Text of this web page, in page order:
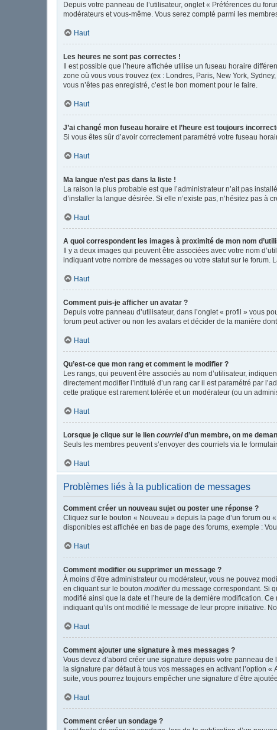
Depuis votre panneau de l’utilisateur, onglet « Préférences du
modérateurs et vous-même. Vous serez compté parmi les
Haut
Les heures ne sont pas correctes !
Il est possible que l’heure affichée utilise un fuseau horaire
zone où vous vous trouvez (ex : Londres, Paris, New York,
vous n’êtes pas enregistré, c’est le bon moment pour le faire.
Haut
J’ai changé mon fuseau horaire et l’heure est toujours
Si vous êtes sûr d’avoir correctement paramétré votre fuseau
Haut
Ma langue n’est pas dans la liste !
La raison la plus probable est que l’administrateur n’ait pas
d’installer la langue désirée. Si elle n’existe pas, n’hésitez pas à
Haut
A quoi correspondent les images à proximité de mon nom
Il y a deux images qui peuvent être associées avec votre nom
indiquant votre nombre de messages ou votre statut sur le forum.
Haut
Comment puis-je afficher un avatar ?
Depuis votre panneau d’utilisateur, dans l’onglet « profil » vous
forum peut activer ou non les avatars et décider de la manière
Haut
Qu’est-ce que mon rang et comment le modifier ?
Les rangs, qui peuvent être associés au nom d’utilisateur,
directement modifier l’intitulé d’un rang car il est paramétré par
cette pratique est rarement tolérée et un modérateur (ou un
Haut
Lorsque je clique sur le lien courrield’un membre, on me
Seuls les membres peuvent s’envoyer des courriels via le
Haut
Problèmes liés à la publication de messages
Comment créer un nouveau sujet ou poster une réponse ?
Cliquez sur le bouton « Nouveau » depuis la page d’un forum ou
disponibles est affichée en bas de page des forums, exemple :
Haut
Comment modifier ou supprimer un message ?
À moins d’être administrateur ou modérateur, vous ne pouvez
en cliquant sur le bouton modifierdu message correspondant. Si
modifié ainsi que la date et l’heure de la dernière modification.
indiquant qu’ils ont modifié le message de leur propre initiative.
Haut
Comment ajouter une signature à mes messages ?
Vous devez d’abord créer une signature depuis votre panneau
la signature par défaut à tous vos messages en activant l’option
suite, vous pourrez toujours empêcher une signature d’être
Haut
Comment créer un sondage ?